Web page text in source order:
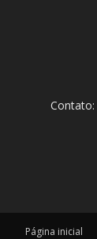
Contato:
Página inicial